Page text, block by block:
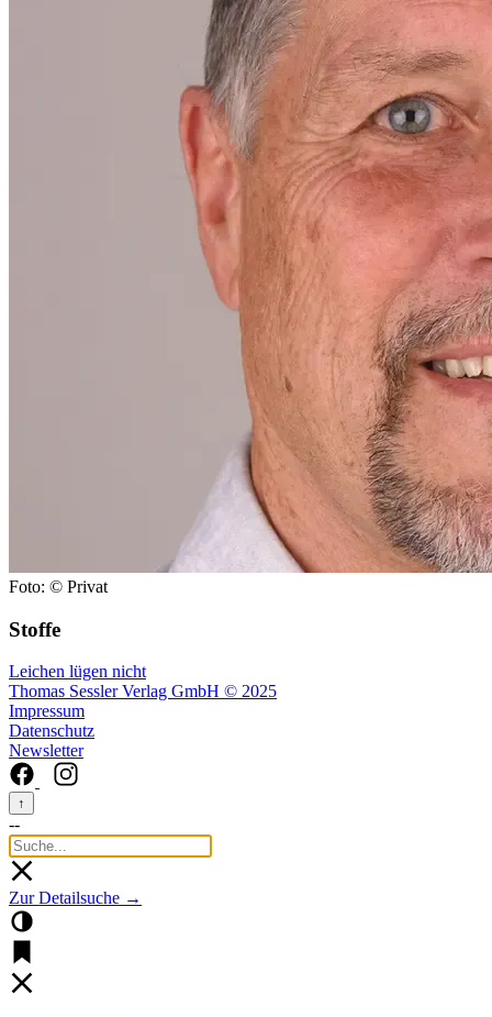
Foto: © Privat
Stoffe
Leichen lügen nicht
Thomas Sessler Verlag GmbH © 2025
Impressum
Datenschutz
Newsletter
↑
--
Zur Detailsuche →